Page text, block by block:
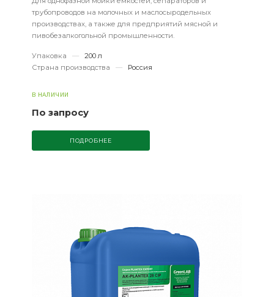
трубопроводов на молочных и маслосыродельных
производствах, а также для предприятий мясной и
пивобезалкогольной промышленности.
Упаковка —
200 л
Страна производства
— Россия
В НАЛИЧИИ
По запросу
ПОДРОБНЕЕ